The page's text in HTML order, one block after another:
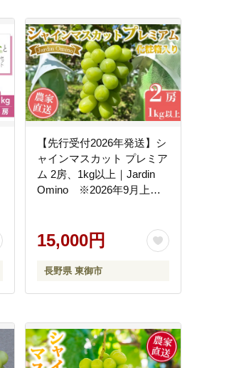
【先行受付2026年発送】シ
ャインマスカット プレミア
ム 2房、1kg以上｜Jardin
Omino ※2026年9月上旬
15,000円
長野県 東御市